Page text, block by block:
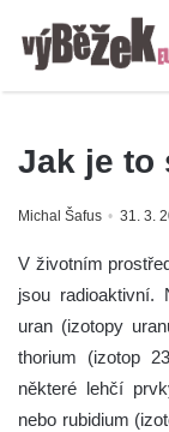
Jak je to
Michal Šafus 31. 3.
V životním
jsou radioaktivní.
uran (izotopy
thorium (izotop
některé lehčí
nebo rubidium